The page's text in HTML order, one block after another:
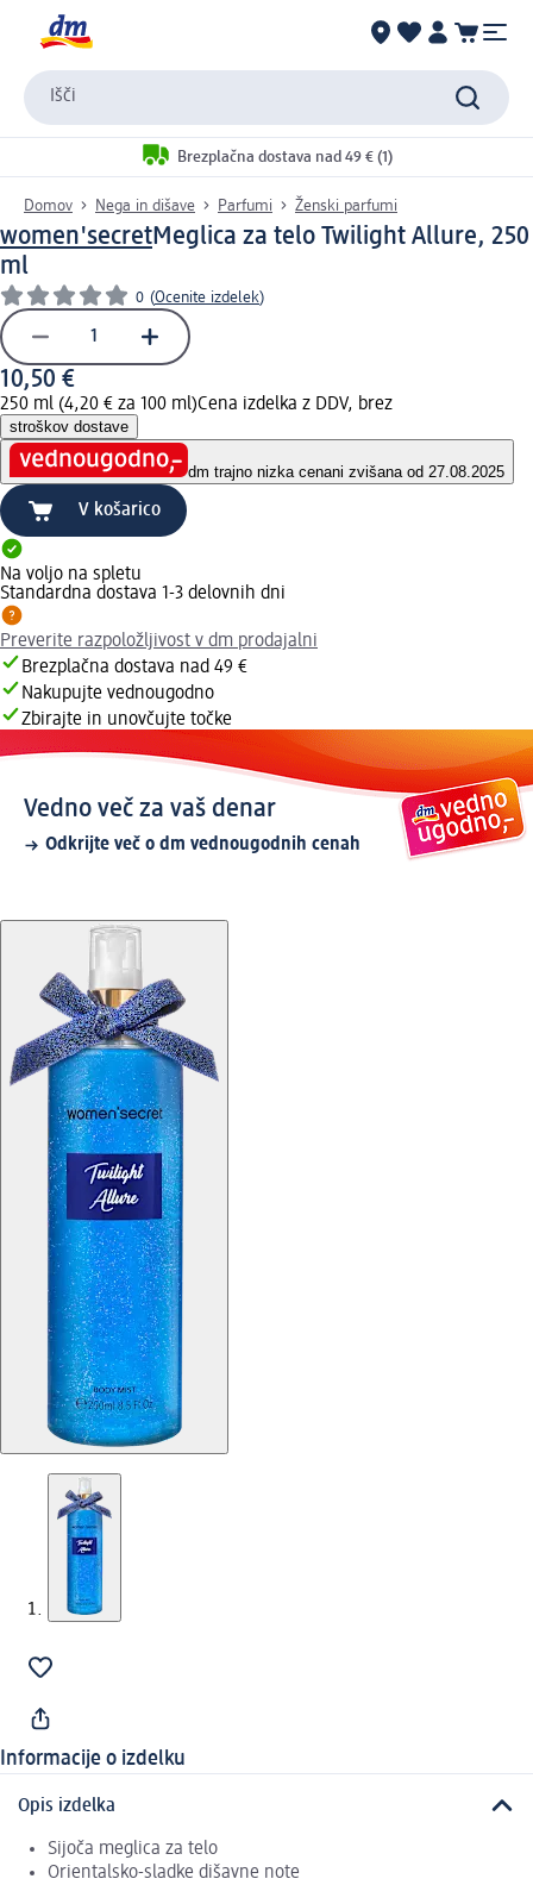
Išči
Brezplačna dostava nad 49 € (1)
Domov Nega in dišave Parfumi Ženski parfumi
women'secretMeglica za telo Twilight Allure, 250
ml
0 (Ocenite izdelek)
10,50 €
250 ml (4,20 € za 100 ml)Cena izdelka z DDV, brez
stroškov dostave
dm trajno nizka cenani zvišana od 27.08.2025
V košarico
Na voljo na spletu
Standardna dostava 1-3 delovnih dni
Preverite razpoložljivost v dm prodajalni
Brezplačna dostava nad 49 €
Nakupujte vednougodno
Zbirajte in unovčujte točke
Vedno več za vaš denar
Odkrijte več o dm vednougodnih cenah
Informacije o izdelku
Opis izdelka
Sijoča meglica za telo
Orientalsko-sladke dišavne note